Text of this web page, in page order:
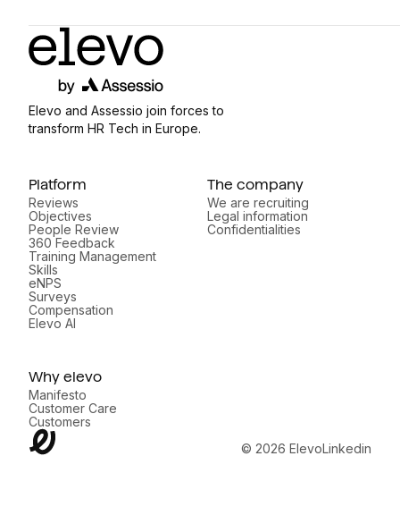
Elevo and Assessio join forces to
transform HR Tech in Europe.
Why elevo
Manifesto
Customer Care
Customers
Platform
Reviews
Objectives
People Review
360 Feedback
Training Management
Skills
eNPS
Surveys
Compensation
Elevo AI
The company
We are recruiting
Legal information
Confidentialities
© 2026 ElevoLinkedin